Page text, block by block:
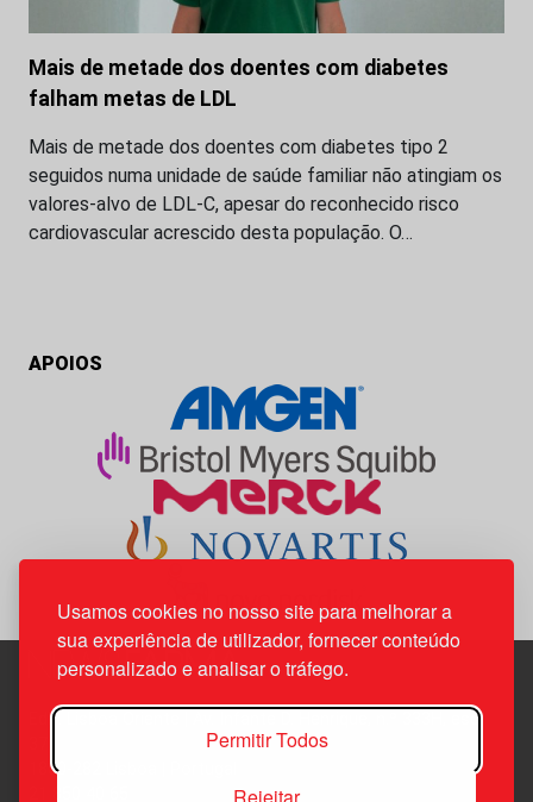
Usamos cookies no nosso site para melhorar a
sua experiência de utilizador, fornecer conteúdo
personalizado e analisar o tráfego.
Permitir Todos
Mais de metade dos doentes com diabetes
falham metas de LDL
Mais de metade dos doentes com diabetes tipo 2
seguidos numa unidade de saúde familiar não atingiam os
valores-alvo de LDL-C, apesar do reconhecido risco
cardiovascular acrescido desta população. O…
APOIOS
Edif. Lisboa Oriente | Av. Infante D. Henrique, n.º 333H, esc.
1800-282 Lisboa | Portugal